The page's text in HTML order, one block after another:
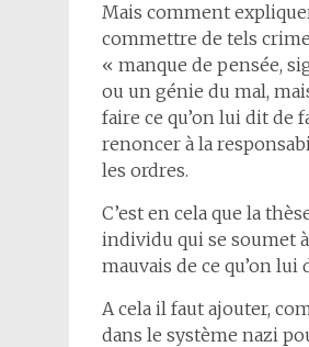
Mais comment
commettre de tels
« manque de pensée,
ou un génie du mal,
faire ce qu’on lui dit de
renoncer à la
les ordres.
C’est en cela que la
individu qui se soumet
mauvais de ce qu’on
A cela il faut ajouter,
dans le système nazi